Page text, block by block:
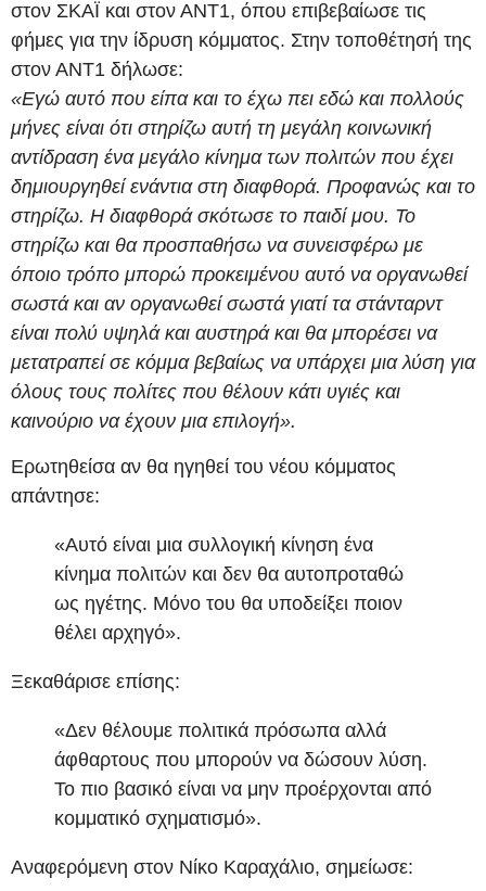
στον ΣΚΑΪ και στον ΑΝΤ1, όπου επιβεβαίωσε τις
φήμες για την ίδρυση κόμματος. Στην τοποθέτησή της
στον ΑΝΤ1 δήλωσε:
«Εγώ αυτό που είπα και το έχω πει εδώ και πολλούς
μήνες είναι ότι στηρίζω αυτή τη μεγάλη κοινωνική
αντίδραση ένα μεγάλο κίνημα των πολιτών που έχει
δημιουργηθεί ενάντια στη διαφθορά. Προφανώς και το
στηρίζω. Η διαφθορά σκότωσε το παιδί μου. Το
στηρίζω και θα προσπαθήσω να συνεισφέρω με
όποιο τρόπο μπορώ προκειμένου αυτό να οργανωθεί
σωστά και αν οργανωθεί σωστά γιατί τα στάνταρντ
είναι πολύ υψηλά και αυστηρά και θα μπορέσει να
μετατραπεί σε κόμμα βεβαίως να υπάρχει μια λύση για
όλους τους πολίτες που θέλουν κάτι υγιές και
καινούριο να έχουν μια επιλογή».
Ερωτηθείσα αν θα ηγηθεί του νέου κόμματος
απάντησε:
«Αυτό είναι μια συλλογική κίνηση ένα
κίνημα πολιτών και δεν θα αυτοπροταθώ
ως ηγέτης. Μόνο του θα υποδείξει ποιον
θέλει αρχηγό».
Ξεκαθάρισε επίσης:
«Δεν θέλουμε πολιτικά πρόσωπα αλλά
άφθαρτους που μπορούν να δώσουν λύση.
Το πιο βασικό είναι να μην προέρχονται από
κομματικό σχηματισμό».
Αναφερόμενη στον Νίκο Καραχάλιο, σημείωσε: